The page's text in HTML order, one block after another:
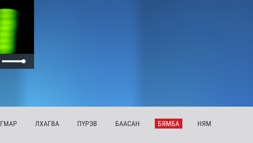
ГМАР ЛХАГВА ПҮРЭВ БААСАН БЯМБА НЯМ